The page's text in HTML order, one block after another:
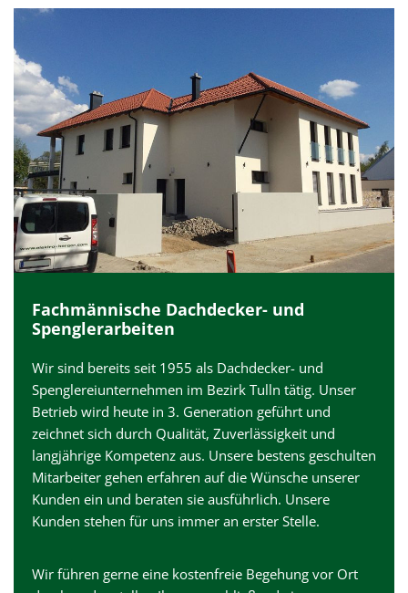
Fachmännische Dachdecker- und
Spenglerarbeiten
Wir sind bereits seit 1955 als Dachdecker- und
Spenglereiunternehmen im Bezirk Tulln tätig. Unser
Betrieb wird heute in 3. Generation geführt und
zeichnet sich durch Qualität, Zuverlässigkeit und
langjährige Kompetenz aus. Unsere bestens geschulten
Mitarbeiter gehen erfahren auf die Wünsche unserer
Kunden ein und beraten sie ausführlich. Unsere
Kunden stehen für uns immer an erster Stelle.
Wir führen gerne eine kostenfreie Begehung vor Ort